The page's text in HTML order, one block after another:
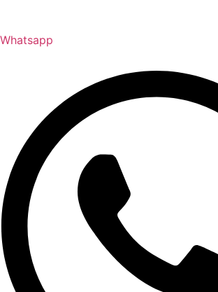
Whatsapp